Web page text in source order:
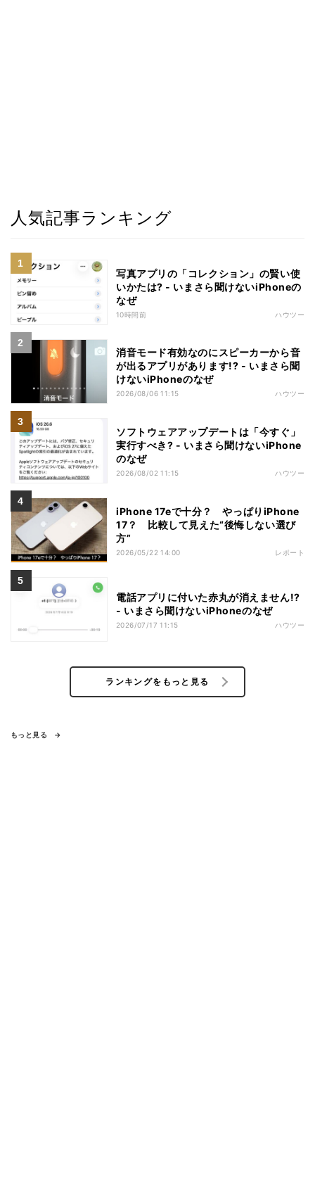
人気記事ランキング
写真アプリの「コレクション」の賢い使
いかたは? - いまさら聞けないiPhoneの
なぜ
10時間前 ハウツー
消音モード有効なのにスピーカーから音
が出るアプリがあります!? - いまさら聞
けないiPhoneのなぜ
2026/08/06 11:15 ハウツー
ソフトウェアアップデートは「今すぐ」
実行すべき? - いまさら聞けないiPhone
のなぜ
2026/08/02 11:15 ハウツー
iPhone 17eで十分？ やっぱりiPhone
17？ 比較して見えた“後悔しない選び
方”
2026/05/22 14:00 レポート
電話アプリに付いた赤丸が消えません!?
- いまさら聞けないiPhoneのなぜ
2026/07/17 11:15 ハウツー
ランキングをもっと見る
もっと見る